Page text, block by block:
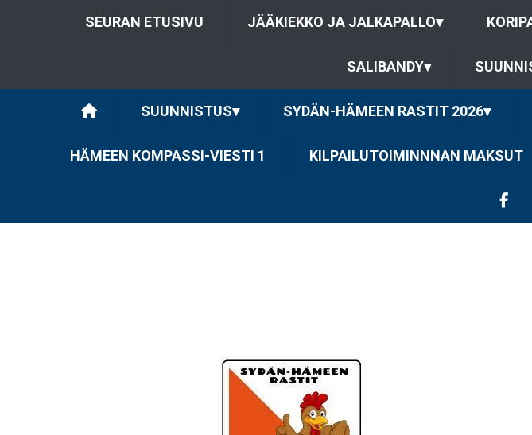
SEURAN ETUSIVU JÄÄKIEKKO JA JALKAPALLO▾
SALIBANDY▾
SUUNNISTUS▾ SYDÄN-HÄMEEN RASTIT 2026▾
HÄMEEN KOMPASSI-VIESTI 1 KILPAILUTOIMINNNAN MAKSUT